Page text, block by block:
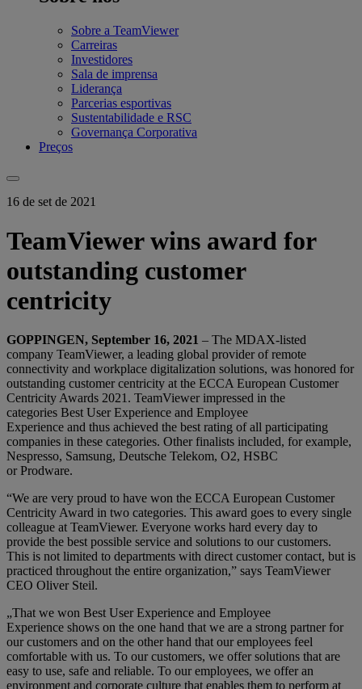
Sobre a TeamViewer
Carreiras
Investidores
Sala de imprensa
Liderança
Parcerias esportivas
Sustentabilidade e RSC
Governança Corporativa
Preços
16 de set de 2021
TeamViewer wins award for
outstanding customer
centricity
GOPPINGEN, September 16, 2021 – The MDAX-listed
company TeamViewer, a leading global provider of remote
connectivity and workplace digitalization solutions, was honored for
outstanding customer centricity at the ECCA European Customer
Centricity Awards 2021. TeamViewer impressed in the
categories Best User Experience and Employee
Experience and thus achieved the best rating of all participating
companies in these categories. Other finalists included, for example,
Nespresso, Samsung, Deutsche Telekom, O2, HSBC
or Prodware.
“We are very proud to have won the ECCA European Customer
Centricity Award in two categories. This award goes to every single
colleague at TeamViewer. Everyone works hard every day to
provide the best possible service and solutions to our customers.
This is not limited to departments with direct customer contact, but is
practiced throughout the entire organization,” says TeamViewer
CEO Oliver Steil.
„That we won Best User Experience and Employee
Experience shows on the one hand that we are a strong partner for
our customers and on the other hand that our employees feel
comfortable with us. To our customers, we offer solutions that are
easy to use, safe and reliable. To our employees, we offer an
environment and corporate culture that enables them to perform at